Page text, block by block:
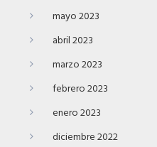
mayo 2023
abril 2023
marzo 2023
febrero 2023
enero 2023
diciembre 2022